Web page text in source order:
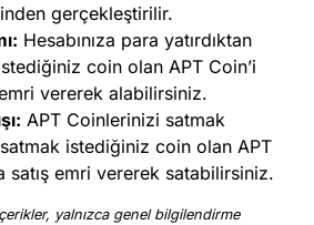
gerçekleştirilir.
Hesabınıza para yatırdıktan
coin olan APT Coin’i
vererek alabilirsiniz.
APT Coinlerinizi satmak
istediğiniz coin olan APT
satış emri vererek satabilirsiniz.
yalnızca genel bilgilendirme